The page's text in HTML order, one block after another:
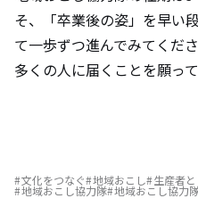
そ、「卒業後の姿」を早い
て一歩ずつ進んでみてくだ
多くの人に届くことを願って
文化をつなぐ 地域おこし 生産者
地域おこし協力隊 地域おこし協力